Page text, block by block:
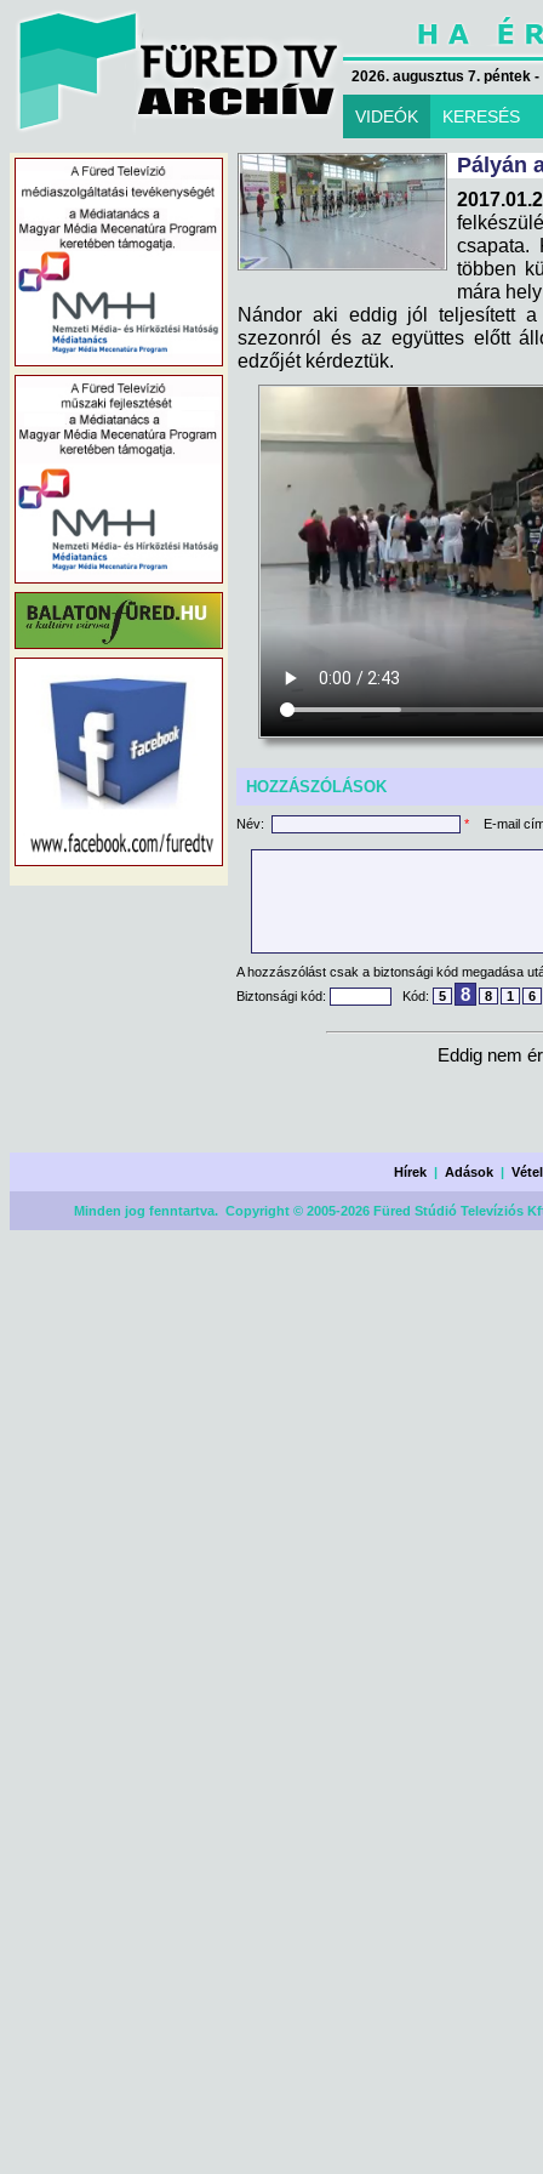
2026. augusztus 7. péntek
VIDEÓK KERESÉS
Pályán
csapata.
többen
mára
Nándor aki eddig jól teljesített a
szezonról és az együttes előtt
edzőjét kérdeztük.
HOZZÁSZÓLÁSOK
Név: * E-mail
A hozzászólást csak a biztonsági kód megadása
Biztonsági kód:
Kód: 5 8 8 1 6
Eddig nem
Hírek |Adások |
Minden jog fenntartva. Copyright © 2005-2026 Füred Stúdió Televíziós